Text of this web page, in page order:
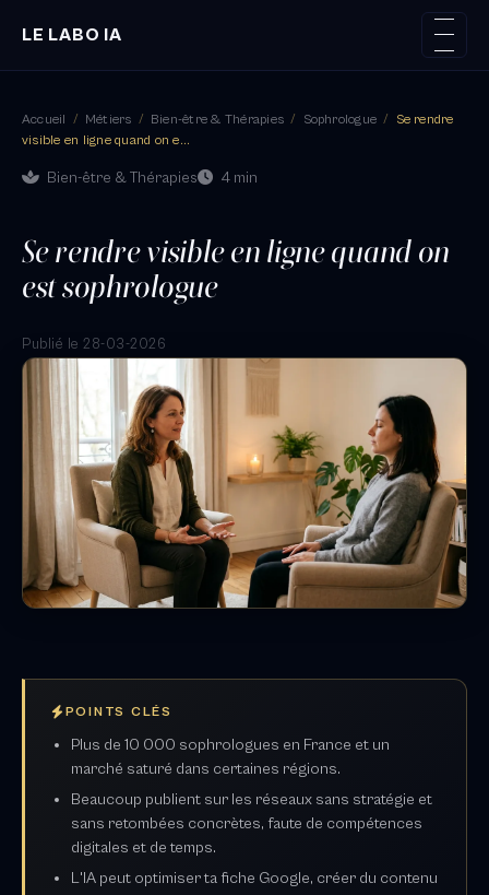
LE LABO IA
Accueil / Métiers / Bien-être & Thérapies / Sophrologue /
Se rendre
visible en ligne quand on e...
Bien-être & Thérapies 4 min
Se rendre visible en ligne quand on
est sophrologue
Publié le 28-03-2026
POINTS CLÉS
Plus de 10 000 sophrologues en France et un
marché saturé dans certaines régions.
Beaucoup publient sur les réseaux sans stratégie et
sans retombées concrètes, faute de compétences
digitales et de temps.
L'IA peut optimiser ta fiche Google, créer du contenu